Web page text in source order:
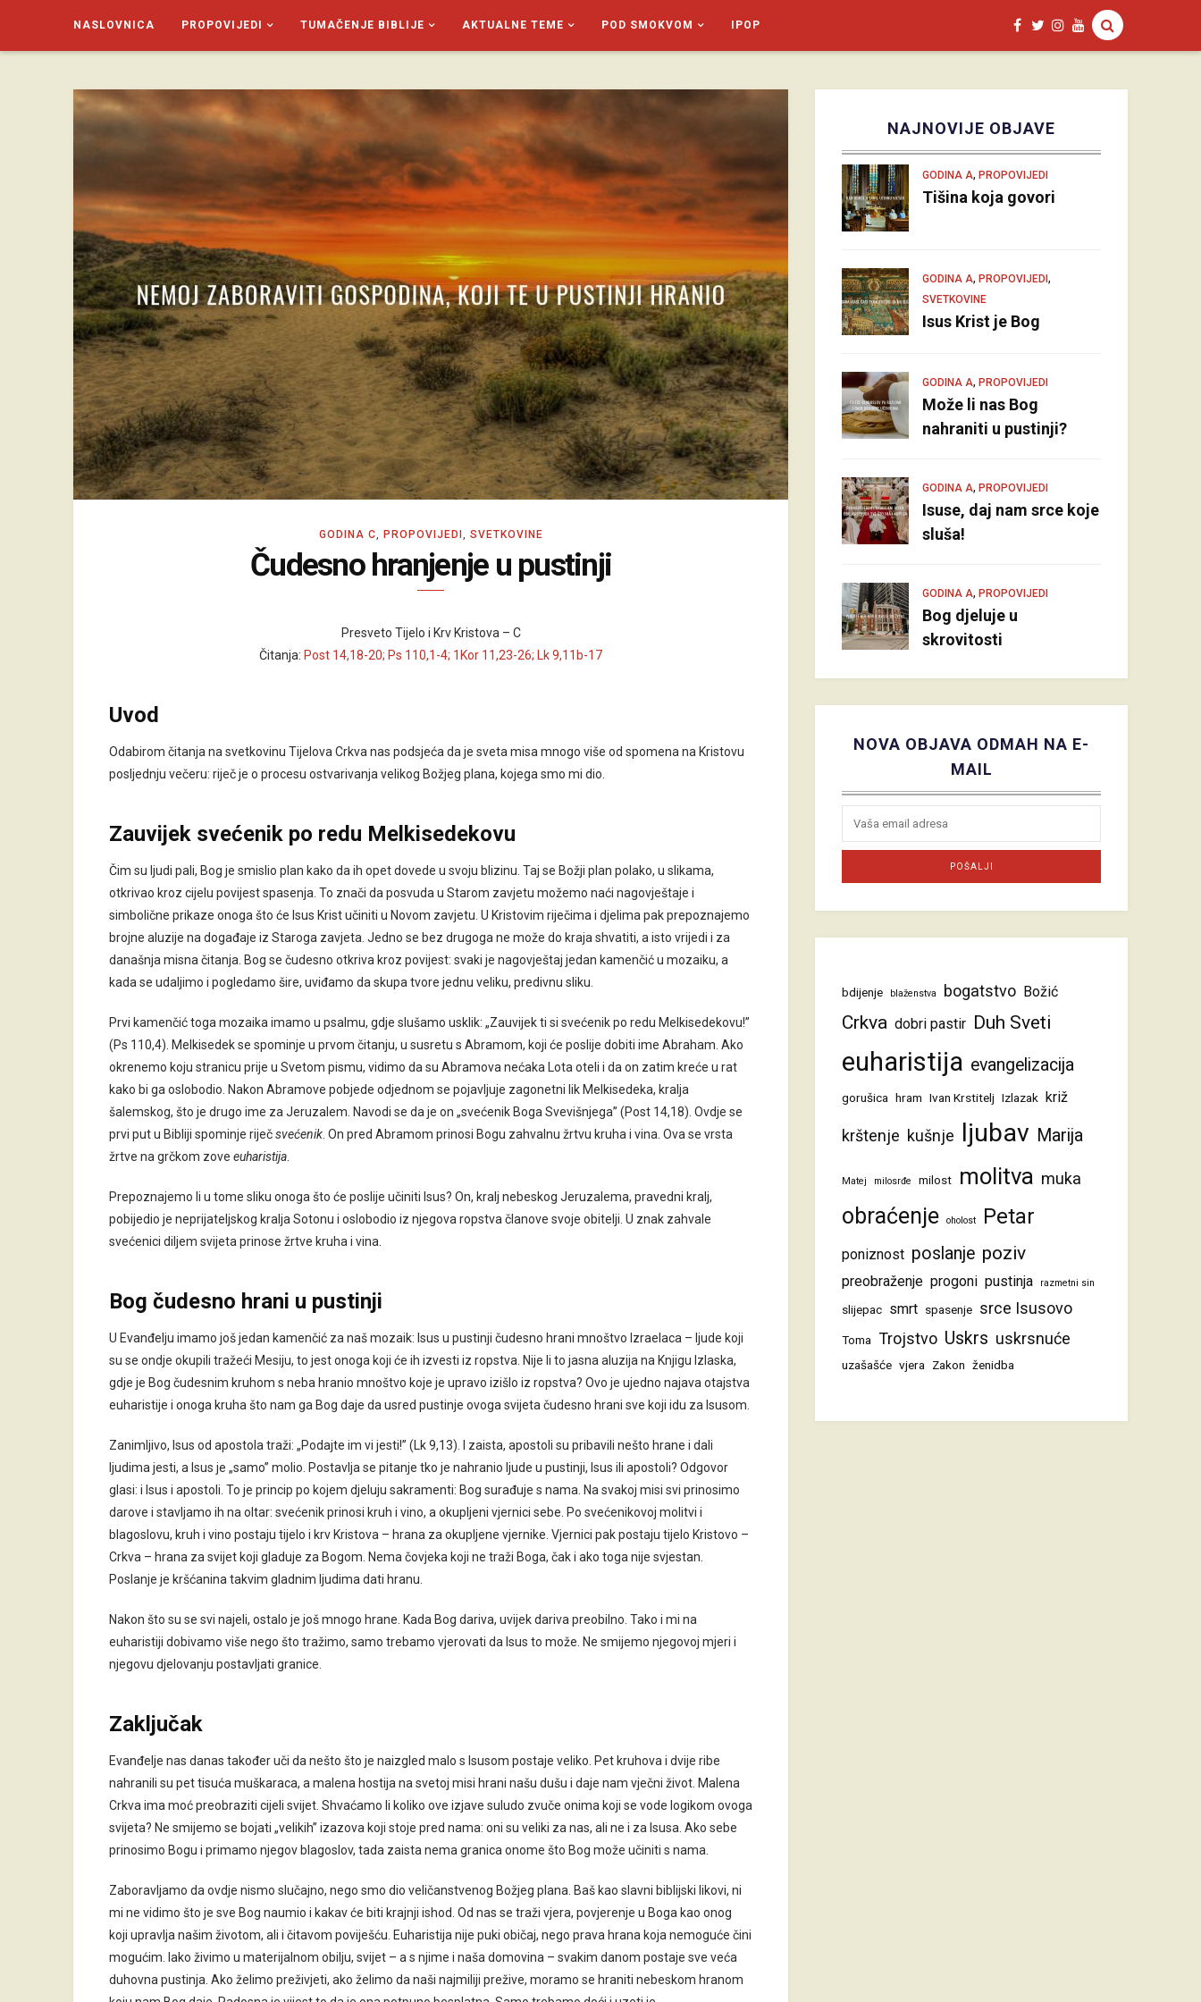
NASLOVNICA PROPOVIJEDI TUMAČENJE BIBLIJE AKTUALNE TEME POD SMOKVOM IPOP
SAGUD.XYZ
GODINA C, PROPOVIJEDI , SVETKOVINE
Čudesno hranjenje u pustinji
Presveto Tijelo i Krv Kristova – C
Čitanja: Post 14,18-20; Ps 110,1-4; 1Kor 11,23-26; Lk 9,11b-17
Uvod
Odabirom čitanja na svetkovinu Tijelova Crkva nas podsjeća da je sveta misa mnogo više od spomena na Kristovu
posljednju večeru: riječ je o procesu ostvarivanja velikog Božjeg plana, kojega smo mi dio.
Zauvijek svećenik po redu Melkisedekovu
Čim su ljudi pali, Bog je smislio plan kako da ih opet dovede u svoju blizinu. Taj se Božji plan polako, u slikama,
otkrivao kroz cijelu povijest spasenja. To znači da posvuda u Starom zavjetu možemo naći nagovještaje i
simbolične prikaze onoga što će Isus Krist učiniti u Novom zavjetu. U Kristovim riječima i djelima pak prepoznajemo
brojne aluzije na događaje iz Staroga zavjeta. Jedno se bez drugoga ne može do kraja shvatiti, a isto vrijedi i za
današnja misna čitanja. Bog se čudesno otkriva kroz povijest: svaki je nagovještaj jedan kamenčić u mozaiku, a
kada se udaljimo i pogledamo šire, uviđamo da skupa tvore jednu veliku, predivnu sliku.
Prvi kamenčić toga mozaika imamo u psalmu, gdje slušamo usklik: „Zauvijek ti si svećenik po redu Melkisedekovu!”
(Ps 110,4). Melkisedek se spominje u prvom čitanju, u susretu s Abramom, koji će poslije dobiti ime Abraham. Ako
okrenemo koju stranicu prije u Svetom pismu, vidimo da su Abramova nećaka Lota oteli i da on zatim kreće u rat
kako bi ga oslobodio. Nakon Abramove pobjede odjednom se pojavljuje zagonetni lik Melkisedeka, kralja
šalemskog, što je drugo ime za Jeruzalem. Navodi se da je on „svećenik Boga Svevišnjega” (Post 14,18). Ovdje se
prvi put u Bibliji spominje riječsvećenik . On pred Abramom prinosi Bogu zahvalnu žrtvu kruha i vina. Ova se vrsta
žrtve na grčkom zove euharistija
Prepoznajemo li u tome sliku onoga što će poslije učiniti Isus? On, kralj nebeskog Jeruzalema, pravedni kralj,
pobijedio je neprijateljskog kralja Sotonu i oslobodio iz njegova ropstva članove svoje obitelji. U znak zahvale
svećenici diljem svijeta prinose žrtve kruha i vina.
Bog čudesno hrani u pustinji
U Evanđelju imamo još jedan kamenčić za naš mozaik: Isus u pustinji čudesno hrani mnoštvo Izraelaca – ljude koji
su se ondje okupili tražeći Mesiju, to jest onoga koji će ih izvesti iz ropstva. Nije li to jasna aluzija na Knjigu Izlaska,
gdje je Bog čudesnim kruhom s neba hranio mnoštvo koje je upravo izišlo iz ropstva? Ovo je ujedno najava otajstva
euharistije i onoga kruha što nam ga Bog daje da usred pustinje ovoga svijeta čudesno hrani sve koji idu za Isusom.
Zanimljivo, Isus od apostola traži: „Podajte im vi jesti!” (Lk 9,13). I zaista, apostoli su pribavili nešto hrane i dali
ljudima jesti, a Isus je „samo” molio. Postavlja se pitanje tko je nahranio ljude u pustinji, Isus ili apostoli? Odgovor
glasi: i Isus i apostoli. To je princip po kojem djeluju sakramenti: Bog surađuje s nama. Na svakoj misi svi prinosimo
darove i stavljamo ih na oltar: svećenik prinosi kruh i vino, a okupljeni vjernici sebe. Po svećenikovoj molitvi i
blagoslovu, kruh i vino postaju tijelo i krv Kristova – hrana za okupljene vjernike. Vjernici pak postaju tijelo Kristovo –
Crkva – hrana za svijet koji gladuje za Bogom. Nema čovjeka koji ne traži Boga, čak i ako toga nije svjestan.
Poslanje je kršćanina takvim gladnim ljudima dati hranu.
Nakon što su se svi najeli, ostalo je još mnogo hrane. Kada Bog dariva, uvijek dariva preobilno. Tako i mi na
euharistiji dobivamo više nego što tražimo, samo trebamo vjerovati da Isus to može. Ne smijemo njegovoj mjeri i
njegovu djelovanju postavljati granice.
Zaključak
Evanđelje nas danas također uči da nešto što je naizgled malo s Isusom postaje veliko. Pet kruhova i dvije ribe
nahranili su pet tisuća muškaraca, a malena hostija na svetoj misi hrani našu dušu i daje nam vječni život. Malena
Crkva ima moć preobraziti cijeli svijet. Shvaćamo li koliko ove izjave suludo zvuče onima koji se vode logikom ovoga
svijeta? Ne smijemo se bojati „velikih” izazova koji stoje pred nama: oni su veliki za nas, ali ne i za Isusa. Ako sebe
prinosimo Bogu i primamo njegov blagoslov, tada zaista nema granica onome što Bog može učiniti s nama.
Zaboravljamo da ovdje nismo slučajno, nego smo dio veličanstvenog Božjeg plana. Baš kao slavni biblijski likovi, ni
mi ne vidimo što je sve Bog naumio i kakav će biti krajnji ishod. Od nas se traži vjera, povjerenje u Boga kao onog
koji upravlja našim životom, ali i čitavom poviješću. Euharistija nije puki običaj, nego prava hrana koja nemoguće čini
mogućim. Iako živimo u materijalnom obilju, svijet – a s njime i naša domovina – svakim danom postaje sve veća
duhovna pustinja. Ako želimo preživjeti, ako želimo da naši najmiliji prežive, moramo se hraniti nebeskom hranom
NAJNOVIJE OBJAVE
GODINA A, PROPOVIJEDI
Tišina koja govori
GODINA A, PROPOVIJEDI ,
SVETKOVINE
Isus Krist je Bog
GODINA A, PROPOVIJEDI
Može li nas Bog
nahraniti u pustinji?
GODINA A, PROPOVIJEDI
Isuse, daj nam srce koje
sluša!
GODINA A, PROPOVIJEDI
Bog djeluje u
skrovitosti
NOVA OBJAVA ODMAH NA E-
MAIL
bdijenje blaženstva bogatstvo Božić
Crkva dobri pastir Duh Sveti
euharistija evangelizacija
gorušica hram Ivan Krstitelj Izlazak križ
krštenje kušnje ljubav Marija
Matej milosrđe milost molitva muka
obraćenje oholost Petar
poniznost poslanje poziv
preobraženje progoni pustinja razmetni sin
slijepac smrt spasenje srce Isusovo
Toma Trojstvo Uskrs uskrsnuće
uzašašće vjera Zakon ženidba